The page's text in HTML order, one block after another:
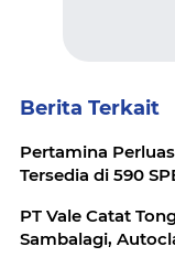
Berita Terkait
Pertamina
Tersedia di 590
PT Vale Catat
Sambalagi,